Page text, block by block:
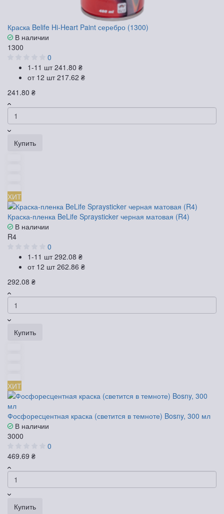
Краска Belife Hi-Heart Paint серебро (1300)
В наличии
1300
0
1-11 шт241.80 ₴
от 12 шт217.62 ₴
241.80 ₴
Купить
ХИТ
Краска-пленка BeLife Spraysticker черная матовая (R4)
В наличии
R4
0
1-11 шт292.08 ₴
от 12 шт262.86 ₴
292.08 ₴
Купить
ХИТ
Фосфоресцентная краска (светится в темноте) Bosny, 300 мл
В наличии
3000
0
469.69 ₴
Купить